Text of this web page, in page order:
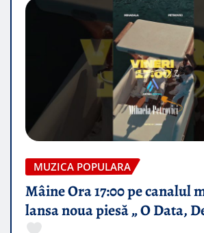
MUZICA POPULARA
Mâine Ora 17:00 pe canalul
lansa noua piesă „ O Data,